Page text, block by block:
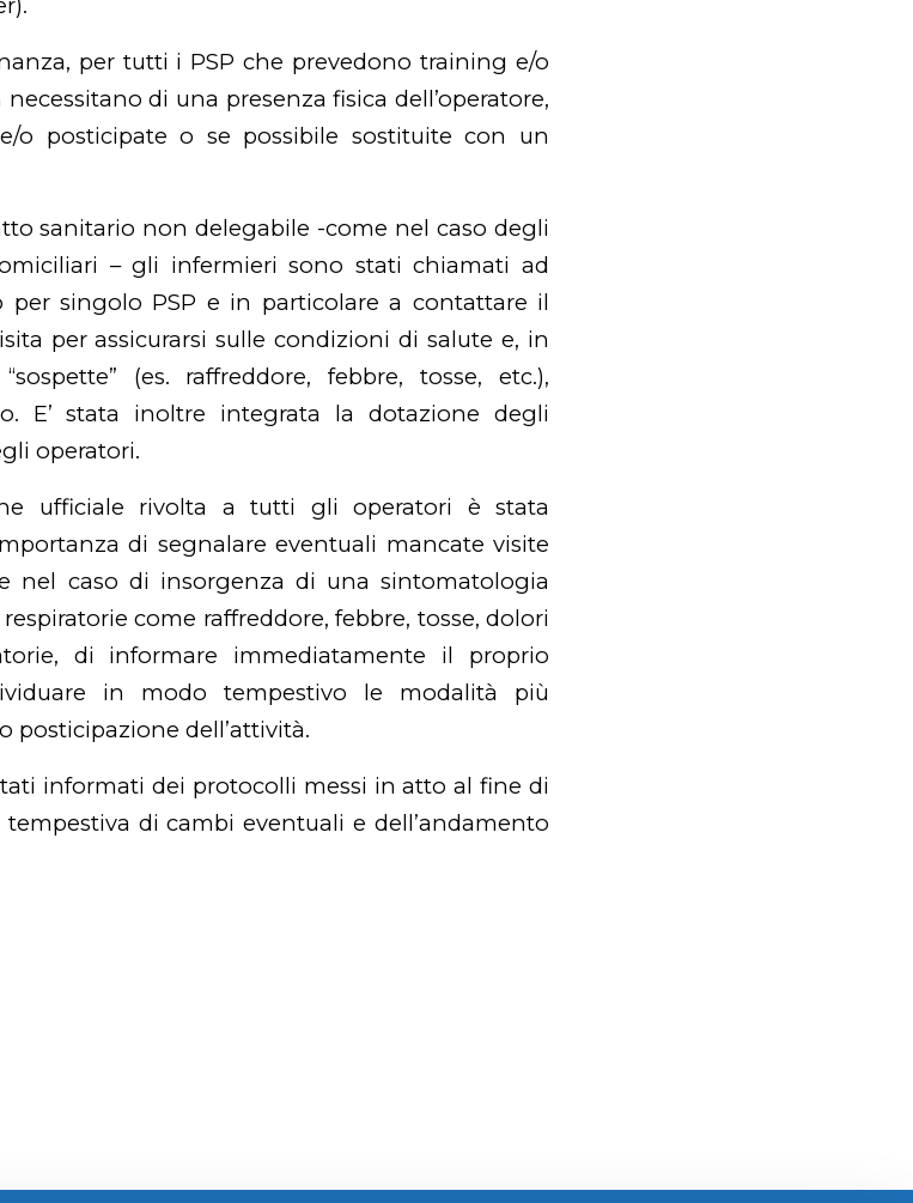
per tutti i PSP che prevedono training e/o
di una presenza fisica dell’operatore,
o posticipate o se possibile sostituite con un
sanitario non delegabile -come nel caso degli
– gli infermieri sono stati chiamati ad
singolo PSP e in particolare a contattare il
per assicurarsi sulle condizioni di salute e, in
(es. raffreddore, febbre, tosse, etc.),
E’ stata inoltre integrata la dotazione degli
operatori.
ufficiale rivolta a tutti gli operatori è stata
di segnalare eventuali mancate visite
nel caso di insorgenza di una sintomatologia
come raffreddore, febbre, tosse, dolori
di informare immediatamente il proprio
in modo tempestivo le modalità più
posticipazione dell’attività.
informati dei protocolli messi in atto al fine di
di cambi eventuali e dell’andamento